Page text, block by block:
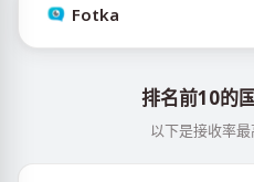
Fotka
排名前10的
以下是接收率